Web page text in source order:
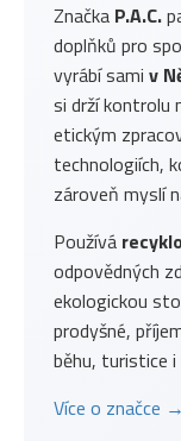
Značka P.A.C.
doplňků pro
vyrábí sami v
si drží kontrolu
etickým
technologiích,
zároveň myslí
Používá
odpovědných
ekologickou
prodyšné,
běhu, turistice i
Více o značce →